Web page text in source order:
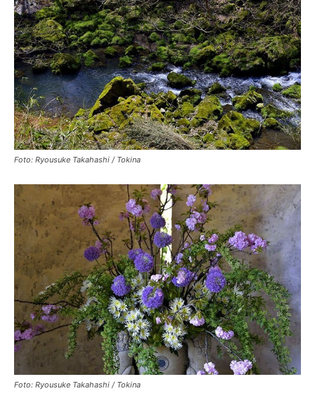
Foto: Ryousuke Takahashi / Tokina
Foto: Ryousuke Takahashi / Tokina